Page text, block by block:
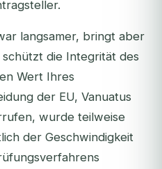
langsamer, bringt aber
die Integrität des
Wert Ihres
der EU, Vanuatus
wurde teilweise
der Geschwindigkeit